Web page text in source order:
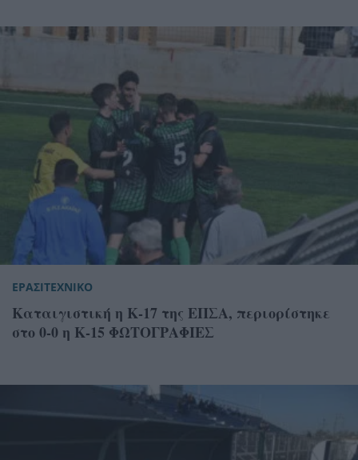
ΕΡΑΣΙΤΕΧΝΙΚΟ
Καταιγιστική η Κ-17 της ΕΠΣΑ, περιορίστηκε
στο 0-0 η Κ-15 ΦΩΤΟΓΡΑΦΙΕΣ